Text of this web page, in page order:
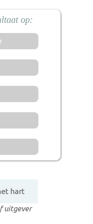
uitgever